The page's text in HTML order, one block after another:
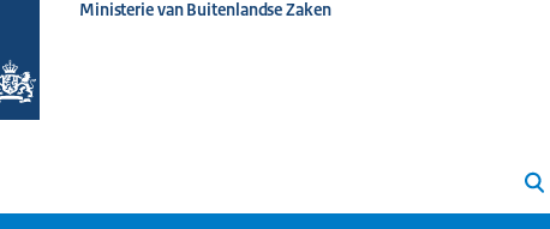
Ministerie van Buitenlandse Zaken